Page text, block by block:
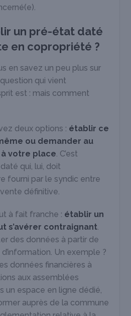
un pré-état daté
en copropriété ?
en savez un peu plus sur
qui vient
est : mais comment
deux options : établir ce
ou demander au
votre place . C’est
qui, lui, doit
fourni par le syndic entre
définitive.
à fait franche : établir un
s’avérer contraignant
des données à partir de
Un exemple ?
données financières à
aux assemblées
un espace en ligne dédié,
auprès de la commune